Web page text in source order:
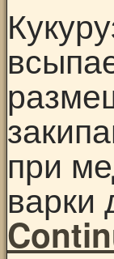
при
варки